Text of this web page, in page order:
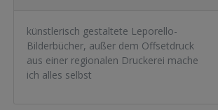
künstlerisch gestaltete Leporello-
Bilderbücher, außer dem Offsetdruck
aus einer regionalen Druckerei mache
ich alles selbst